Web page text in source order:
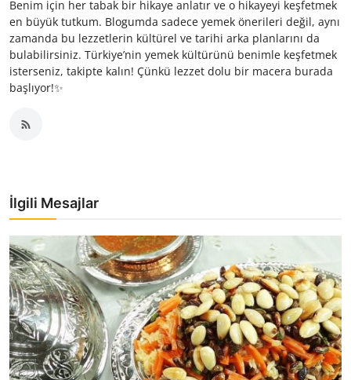
Benim için her tabak bir hikaye anlatır ve o hikayeyi keşfetmek
en büyük tutkum. Blogumda sadece yemek önerileri değil, aynı
zamanda bu lezzetlerin kültürel ve tarihi arka planlarını da
bulabilirsiniz. Türkiye’nin yemek kültürünü benimle keşfetmek
isterseniz, takipte kalın! Çünkü lezzet dolu bir macera burada
başlıyor!✨
İlgili Mesajlar